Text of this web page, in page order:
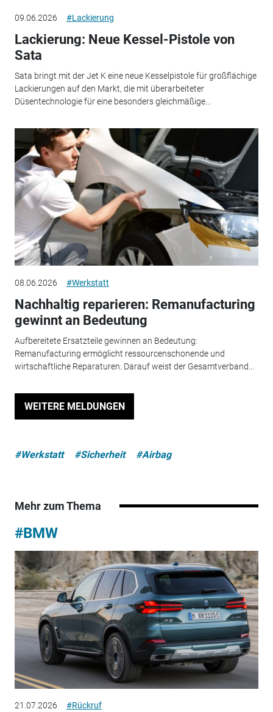
09.06.2026 #Lackierung
Lackierung: Neue Kessel-Pistole von
Sata
Sata bringt mit der Jet K eine neue Kesselpistole für großflächige
Lackierungen auf den Markt, die mit überarbeiteter
Düsentechnologie für eine besonders gleichmäßige...
08.06.2026 #Werkstatt
Nachhaltig reparieren: Remanufacturing
gewinnt an Bedeutung
Aufbereitete Ersatzteile gewinnen an Bedeutung:
Remanufacturing ermöglicht ressourcenschonende und
wirtschaftliche Reparaturen. Darauf weist der Gesamtverband...
WEITERE MELDUNGEN
#Werkstatt #Sicherheit #Airbag
Mehr zum Thema
#BMW
21.07.2026 #Rückruf